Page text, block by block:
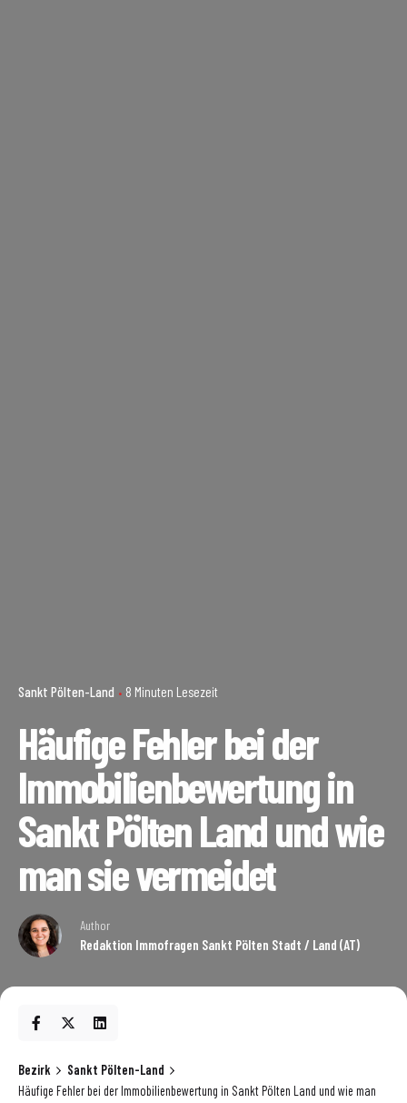
Sankt Pölten-Land 8 Minuten Lesezeit
Häufige Fehler bei der
Immobilienbewertung in
Sankt Pölten Land und wie
man sie vermeidet
Author
Redaktion Immofragen Sankt Pölten Stadt / Land (AT)
Bezirk
Sankt Pölten-Land
Häufige Fehler bei der Immobilienbewertung in Sankt Pölten Land und wie man